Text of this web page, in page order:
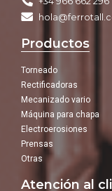
Productos
Torneado
Rectificadoras
Mecanizado vario
Máquina para chapa
Electroerosiones
Prensas
Otras
Atención al